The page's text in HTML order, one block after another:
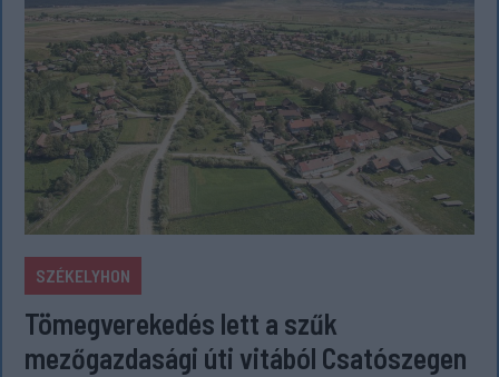
SZÉKELYHON
Tömegverekedés lett a szűk
mezőgazdasági úti vitából Csatószegen